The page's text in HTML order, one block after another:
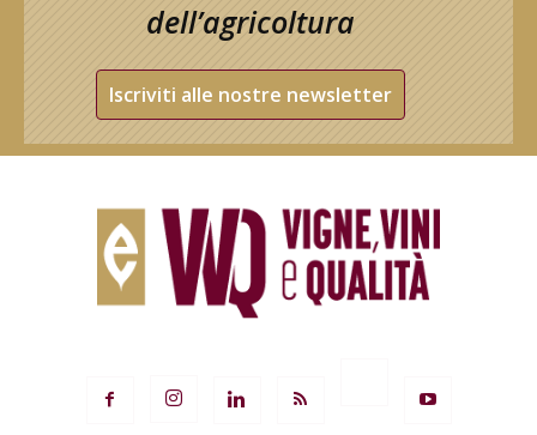
dell’agricoltura
Iscriviti alle nostre newsletter